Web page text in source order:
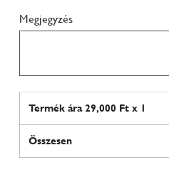
Megjegyzés
Termék ára29,000 Ft x 1
Összesen